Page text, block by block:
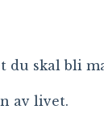
du skal bli
av livet.